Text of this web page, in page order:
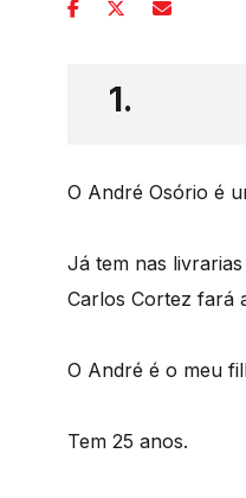
1.
O André Osório é
Já tem nas
Carlos Cortez fará
O André é o meu
Tem 25 anos.